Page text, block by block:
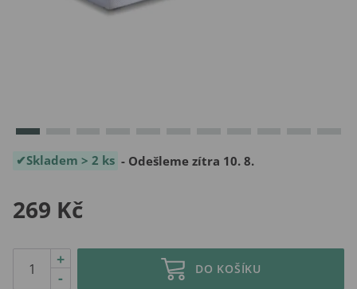
Skladem > 2 ks - Odešleme zítra 10. 8.
269 Kč
-
+
DO KOŠÍKU